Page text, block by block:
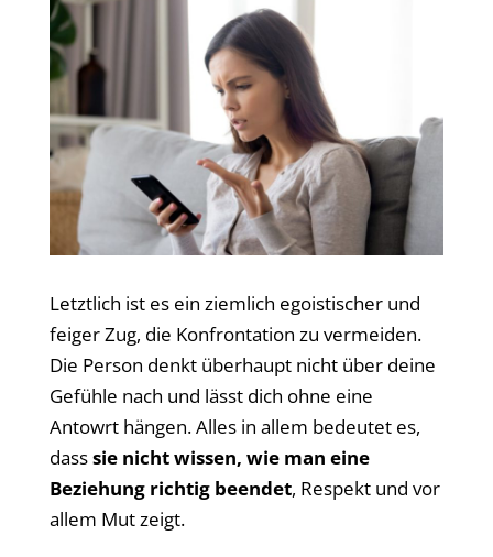
Letztlich ist es ein ziemlich egoistischer und
feiger Zug, die Konfrontation zu vermeiden.
Die Person denkt überhaupt nicht über deine
Gefühle nach und lässt dich ohne eine
Antowrt hängen. Alles in allem bedeutet es,
dasssie nicht wissen, wie man eine
Beziehung richtig beendet, Respekt und vor
allem Mut zeigt.